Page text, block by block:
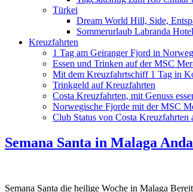
Türkei
Dream World Hill, Side,
Sommerurlaub Labranda
Kreuzfahrten
1 Tag am Geiranger Fjord in
Essen und Trinken auf der MSC
Mit dem Kreuzfahrtschiff 1 Tag in
Trinkgeld auf Kreuzfahrten
Costa Kreuzfahrten, mit Genuss
Norwegische Fjorde mit der MSC
Club Status von Costa
Semana Santa in Malaga
Semana Santa die heilige Woche in Malaga